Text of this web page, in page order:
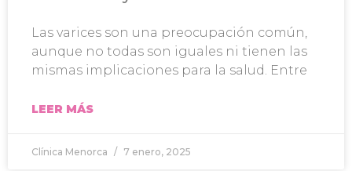
Las varices son una preocupación común,
aunque no todas son iguales ni tienen las
mismas implicaciones para la salud. Entre
LEER MÁS
Clínica Menorca 7 enero, 2025